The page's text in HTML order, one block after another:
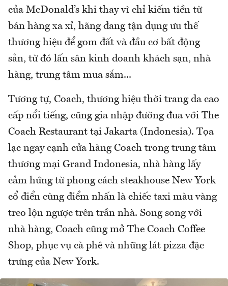
của McDonald’s khi thay vì chỉ kiếm tiền từ
bán hàng xa xỉ, hãng đang tận dụng ưu thế
thương hiệu để gom đất và đầu cơ bất động
sản, từ đó lấn sân kinh doanh khách sạn, nhà
hàng, trung tâm mua sắm...
Tương tự, Coach, thương hiệu thời trang da cao
cấp nổi tiếng, cũng gia nhập đường đua với The
Coach Restaurant tại Jakarta (Indonesia). Tọa
lạc ngay cạnh cửa hàng Coach trong trung tâm
thương mại Grand Indonesia, nhà hàng lấy
cảm hứng từ phong cách steakhouse New York
cổ điển cùng điểm nhấn là chiếc taxi màu vàng
treo lộn ngược trên trần nhà. Song song với
nhà hàng, Coach cũng mở The Coach Coffee
Shop, phục vụ cà phê và những lát pizza đặc
trưng của New York.